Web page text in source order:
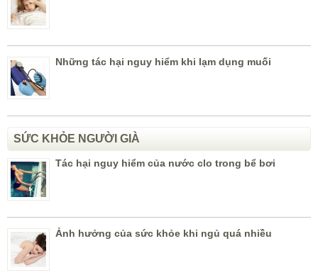
Những tác hại nguy hiểm khi lạm dụng muối
SỨC KHỎE NGƯỜI GIÀ
Tác hại nguy hiểm của nước clo trong bể bơi
Ảnh hưởng của sức khỏe khi ngủ quá nhiều